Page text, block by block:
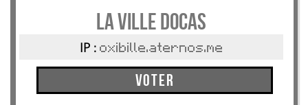
la ville docas
IP : oxibille.aternos.me
Voter